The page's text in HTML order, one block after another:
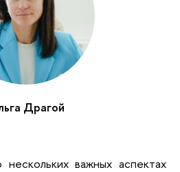
Драгой
важных аспектах